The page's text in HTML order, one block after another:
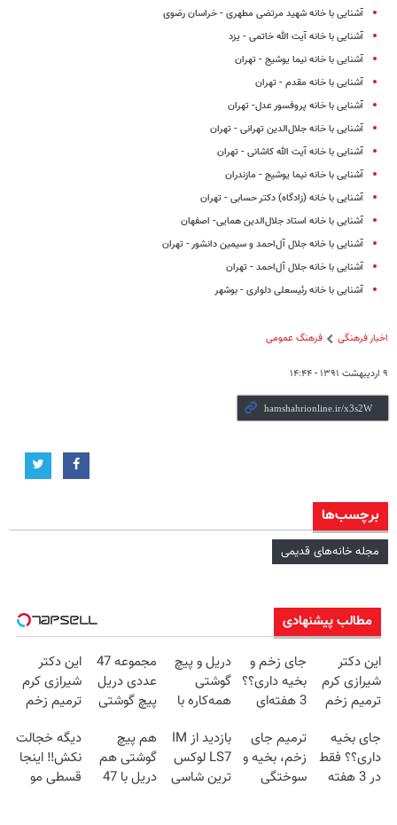
آشنایی با خانه شهید مرتضی مطهری - خراسان رضوی
آشنایی با خانه آیت الله خاتمی - یزد
آشنایی با خانه نیما یوشیج - تهران
آشنایی با خانه مقدم - تهران
آشنایی با خانه پروفسور عدل- تهران
آشنایی با خانه جلال‌الدین تهرانی - تهران
آشنایی با خانه آیت الله کاشانی - تهران
آشنایی با خانه نیما یوشیج - مازندران
آشنایی با خانه (زادگاه) دکتر حسابی - تهران
آشنایی با خانه استاد جلال‌الدین همایی- اصفهان
آشنایی با خانه جلال آل‌احمد و سیمین دانشور - تهران
آشنایی با خانه جلال آل‌احمد - تهران
آشنایی با خانه رئیسعلی دلواری - بوشهر
برچسب‌ها
مجله خانه‌های قدیمی
اخبار فرهنگی فرهنگ عمومی
۹ اردیبهشت ۱۳۹۱ - ۱۴:۴۴
مطالب پیشنهادی
این دکتر
شیرازی کرم
ترمیم زخم
ساخت!!!
جای زخم و
بخیه داری؟؟
3 هفته‌ای
دریل و پیچ
گوشتی
همه‌کاره با
هوشمند ⚙️
(نصف قیمت
بازار🔥)
مجموعه 47
عددی دریل
پیچ گوشتی
(تخفیف به
مدت
محدود)
این دکتر
شیرازی کرم
ترمیم زخم
ساخت!!!
جای بخیه
داری؟؟ فقط
در 3 هفته
ترمیم جای
زخم، بخیه و
سوختگی
بازدید از IM
LS7 لوکس
ترین شاسی
هم پیچ
گوشتی هم
دریل با 47
دیگه خجالت
نکش‼️ اینجا
قسطی مو